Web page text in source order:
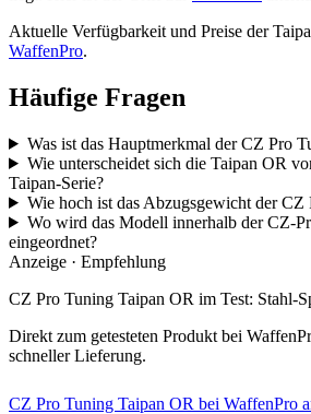
Aktuelle Verfügbarkeit und Preise der
WaffenPro.
Häufige Fragen
Was ist das Hauptmerkmal der CZ Pro
Wie unterscheidet sich die Taipan OR
Taipan-Serie?
Wie hoch ist das Abzugsgewicht der
Wo wird das Modell innerhalb der CZ-
eingeordnet?
Anzeige · Empfehlung
CZ Pro Tuning Taipan OR im Test: Stahl-
Direkt zum getesteten Produkt bei
schneller Lieferung.
CZ Pro Tuning Taipan OR bei WaffenPro